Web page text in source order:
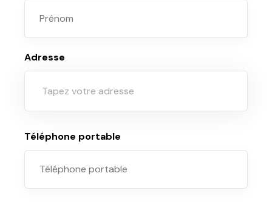
Adresse
Téléphone portable